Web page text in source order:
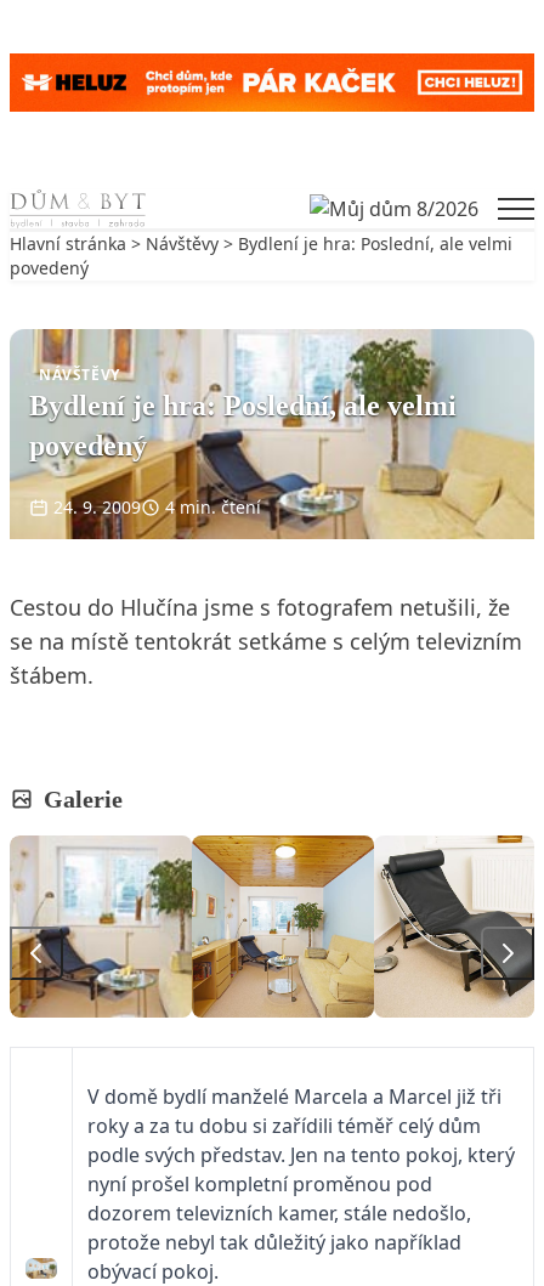
Skip to content
Hlavní stránka > Návštěvy > Bydlení je hra: Poslední, ale velmi
povedený
NÁVŠTĚVY
Bydlení je hra: Poslední, ale velmi
povedený
24. 9. 2009 4 min. čtení
Cestou do Hlučína jsme s fotografem netušili, že
se na místě tentokrát setkáme s celým televizním
štábem.
Galerie
V domě bydlí manželé Marcela a Marcel již tři
roky a za tu dobu si zařídili téměř celý dům
podle svých představ. Jen na tento pokoj, který
nyní prošel kompletní proměnou pod
dozorem televizních kamer, stále nedošlo,
protože nebyl tak důležitý jako například
obývací pokoj.